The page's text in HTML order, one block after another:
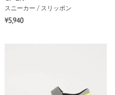
スニーカー / スリッポン
¥5,940